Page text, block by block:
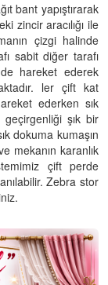
bant yapıştırarak
zincir aracılığı ile
çizgi halinde
sabit diğer tarafı
hareket ederek
ler çift kat
ederken sık
geçirgenliği şık bir
dokuma kumaşın
mekanın karanlık
çift perde
Zebra stor